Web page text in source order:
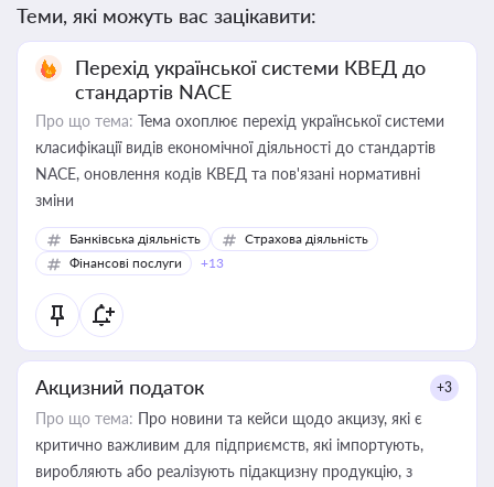
Теми, які можуть вас зацікавити:
Перехід української системи КВЕД до
стандартів NACE
Про що тема: Тема охоплює перехід української системи
класифікації видів економічної діяльності до стандартів
NACE, оновлення кодів КВЕД та пов'язані нормативні
зміни
Банківська діяльність
Страхова діяльність
Фінансові послуги
+13
Акцизний податок +3
Про що тема: Про новини та кейси щодо акцизу, які є
критично важливим для підприємств, які імпортують,
виробляють або реалізують підакцизну продукцію, з